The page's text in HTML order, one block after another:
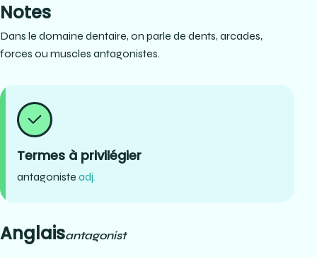
Notes
Dans le domaine dentaire, on parle de dents, arcades,
forces ou muscles antagonistes.
Termes à privilégier
antagoniste adj.
Anglaisantagonist